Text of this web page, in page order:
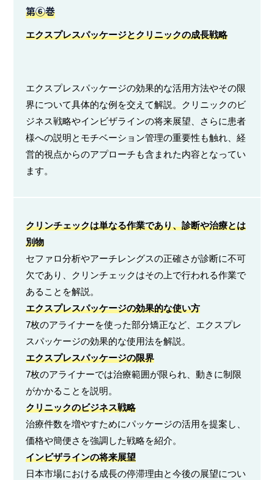
第⑥巻
エクスプレスパッケージとクリニックの成長戦略
エクスプレスパッケージの効果的な活用方法やその限
界について具体的な例を交えて解説。クリニックのビ
ジネス戦略やインビザラインの将来展望、さらに患者
様への説明とモチベーション管理の重要性も触れ、経
営的視点からのアプローチも含まれた内容となってい
ます。
クリンチェックは単なる作業であり、診断や治療とは
別物
セファロ分析やアーチレングスの正確さが診断に不可
欠であり、クリンチェックはその上で行われる作業で
あることを解説。
エクスプレスパッケージの効果的な使い方
7枚のアライナーを使った部分矯正など、エクスプレ
スパッケージの効果的な使用法を解説。
エクスプレスパッケージの限界
7枚のアライナーでは治療範囲が限られ、動きに制限
がかかることを説明。
クリニックのビジネス戦略
治療件数を増やすためにパッケージの活用を提案し、
価格や簡便さを強調した戦略を紹介。
インビザラインの将来展望
日本市場における成長の停滞理由と今後の展望につい